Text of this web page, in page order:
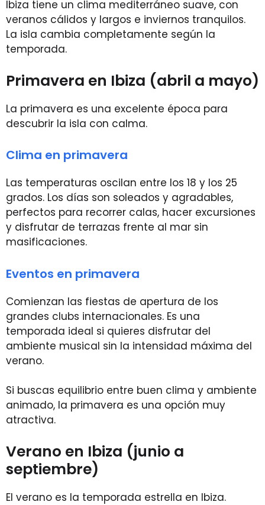
Ibiza tiene un clima mediterráneo suave, con
veranos cálidos y largos e inviernos tranquilos.
La isla cambia completamente según la
temporada.
Primavera en Ibiza (abril a mayo)
La primavera es una excelente época para
descubrir la isla con calma.
Clima en primavera
Las temperaturas oscilan entre los 18 y los 25
grados. Los días son soleados y agradables,
perfectos para recorrer calas, hacer excursiones
y disfrutar de terrazas frente al mar sin
masificaciones.
Eventos en primavera
Comienzan las fiestas de apertura de los
grandes clubs internacionales. Es una
temporada ideal si quieres disfrutar del
ambiente musical sin la intensidad máxima del
verano.
Si buscas equilibrio entre buen clima y ambiente
animado, la primavera es una opción muy
atractiva.
Verano en Ibiza (junio a
septiembre)
El verano es la temporada estrella en Ibiza.